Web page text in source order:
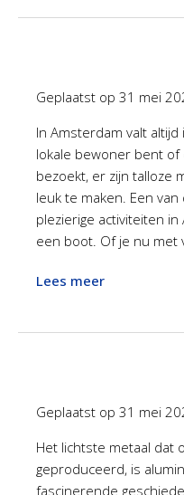
Geplaatst op 31 mei
In Amsterdam valt
lokale bewoner bent
bezoekt, er zijn talloze
leuk te maken. Een
plezierige activiteiten
een boot. Of je nu met
Lees meer
Geplaatst op 31 mei
Het lichtste metaal dat
geproduceerd, is
fascinerende